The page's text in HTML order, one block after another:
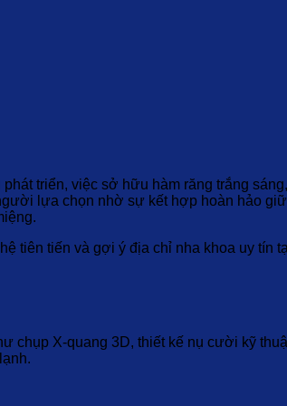
triển, việc sở hữu hàm răng trắng
lựa chọn nhờ sự kết hợp hoàn hảo
tiên tiến và gợi ý địa chỉ nha khoa uy tín
chụp X-quang 3D, thiết kế nụ cười kỹ